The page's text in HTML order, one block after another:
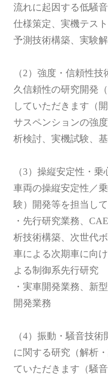
流れに起因する低騒
仕様策定、実機テス
予測技術構築、実験
（2）強度・信頼性
久信頼性の研究開発
していただきます（
サスペンションの強
析検討、実機試験、
（3）操縦安定性・
車両の操縦安定性／
験）開発等を担当し
・先行研究業務、
析技術構築、次世代
車による次期車に向
よる制御系先行研究
・実車開発業務、新
開発業務
（4）振動・騒音技
に関する研究（解析
ていただきます（騒